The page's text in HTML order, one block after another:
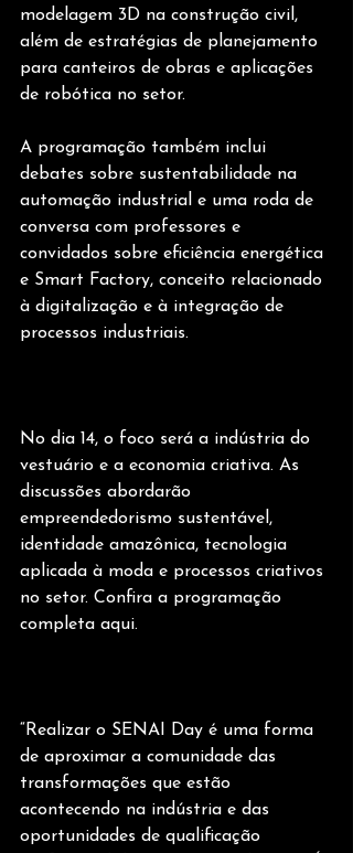
modelagem 3D na construção civil,
além de estratégias de planejamento
para canteiros de obras e aplicações
de robótica no setor.
A programação também inclui
debates sobre sustentabilidade na
automação industrial e uma roda de
conversa com professores e
convidados sobre eficiência energética
e Smart Factory, conceito relacionado
à digitalização e à integração de
processos industriais.
No dia 14, o foco será a indústria do
vestuário e a economia criativa. As
discussões abordarão
empreendedorismo sustentável,
identidade amazônica, tecnologia
aplicada à moda e processos criativos
no setor. Confira a programação
completa aqui.
“Realizar o SENAI Day é uma forma
de aproximar a comunidade das
transformações que estão
acontecendo na indústria e das
oportunidades de qualificação